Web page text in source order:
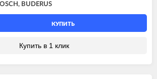
BUDERUS
КУПИТЬ
Купить в 1 клик